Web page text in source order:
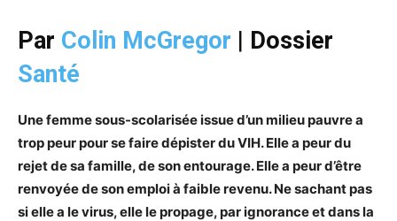
Par Colin McGregor | Dossier
Santé
Une femme sous-scolarisée issue d’un milieu pauvre a
trop peur pour se faire dépister du VIH. Elle a peur du
rejet de sa famille, de son entourage. Elle a peur d’être
renvoyée de son emploi à faible revenu. Ne sachant pas
si elle a le virus, elle le propage, par ignorance et dans la